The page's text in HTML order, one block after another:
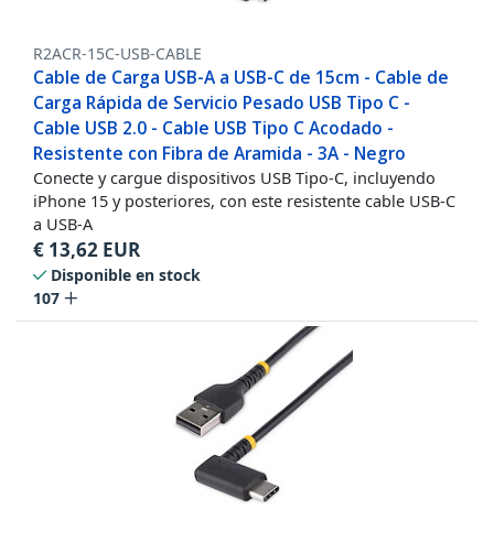
R2ACR-15C-USB-CABLE
Cable de Carga USB-A a USB-C de 15cm - Cable de
Carga Rápida de Servicio Pesado USB Tipo C -
Cable USB 2.0 - Cable USB Tipo C Acodado -
Resistente con Fibra de Aramida - 3A - Negro
Conecte y cargue dispositivos USB Tipo-C, incluyendo
iPhone 15 y posteriores, con este resistente cable USB-C
a USB-A
€ 13,62 EUR
Disponible en stock
107